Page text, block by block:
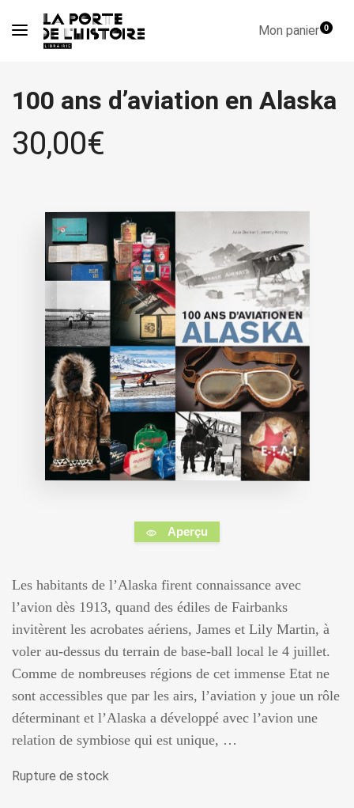
Mon panier0
100 ans d’aviation en Alaska
30,00€
Aperçu
Les habitants de l’Alaska firent connaissance avec
l’avion dès 1913, quand des édiles de Fairbanks
invitèrent les acrobates aériens, James et Lily Martin, à
voler au-dessus du terrain de base-ball local le 4 juillet.
Comme de nombreuses régions de cet immense Etat ne
sont accessibles que par les airs, l’aviation y joue un rôle
déterminant et l’Alaska a développé avec l’avion une
relation de symbiose qui est unique, …
Rupture de stock